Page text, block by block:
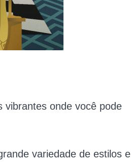
vibrantes onde você pode
variedade de estilos e